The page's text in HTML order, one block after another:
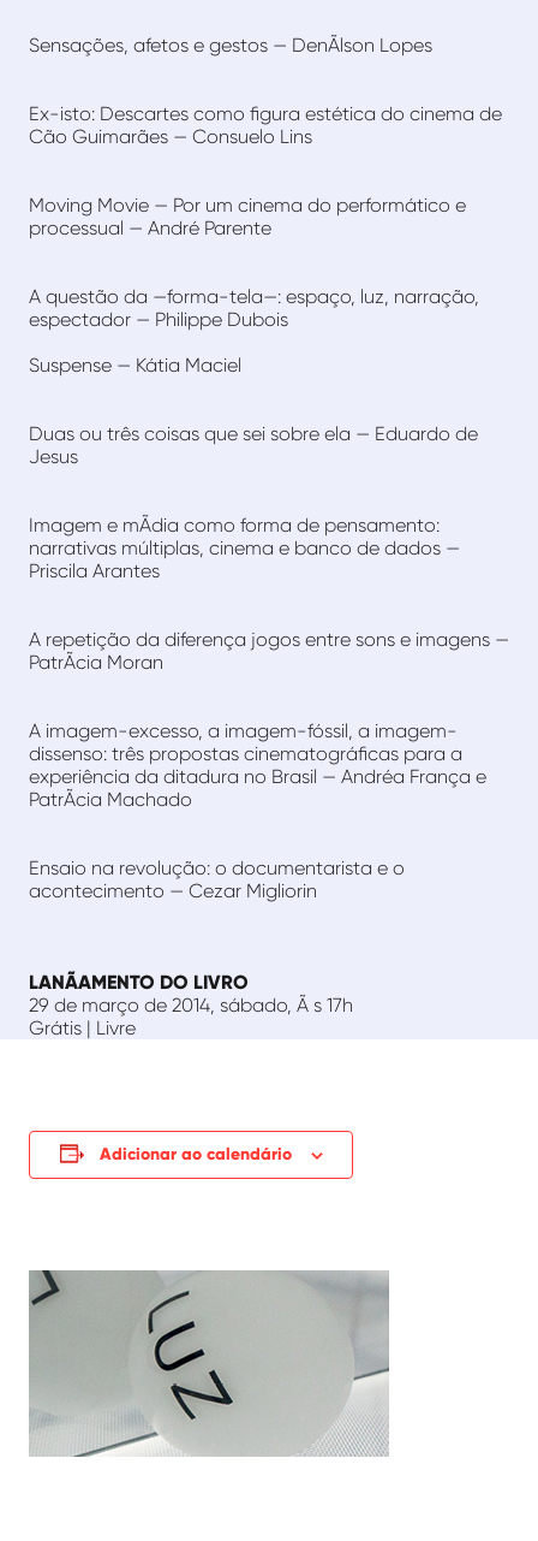
Sensações, afetos e gestos — DenÃ­lson Lopes
Ex-isto: Descartes como figura estética do cinema de
Cão Guimarães — Consuelo Lins
Moving Movie — Por um cinema do performático e
processual — André Parente
A questão da —forma-tela—: espaço, luz, narração,
espectador — Philippe Dubois
Suspense — Kátia Maciel
Duas ou três coisas que sei sobre ela — Eduardo de
Jesus
Imagem e mÃ­dia como forma de pensamento:
narrativas múltiplas, cinema e banco de dados —
Priscila Arantes
A repetição da diferença jogos entre sons e imagens —
PatrÃ­cia Moran
A imagem-excesso, a imagem-fóssil, a imagem-
dissenso: três propostas cinematográficas para a
experiência da ditadura no Brasil — Andréa França e
PatrÃ­cia Machado
Ensaio na revolução: o documentarista e o
acontecimento — Cezar Migliorin
LANÃAMENTO DO LIVRO
29 de março de 2014, sábado, Ã s 17h
Grátis | Livre
Adicionar ao calendário